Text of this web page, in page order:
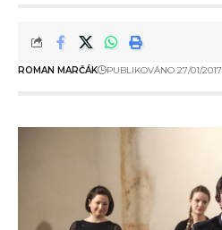
ROMAN MARČÁK PUBLIKOVÁNO 27/01/2017